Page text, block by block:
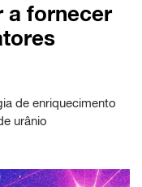
a fornecer
de enriquecimento
urânio